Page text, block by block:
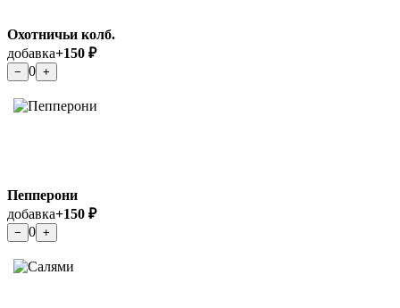
Охотничьи колб.
добавка+150 ₽
− 0 +
Пепперони
добавка+150 ₽
− 0 +